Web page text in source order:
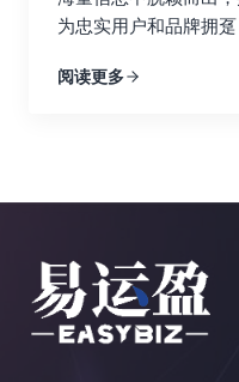
业权威博客的链接带
害网站的声誉。 基于
个持续迭代的过程。
需要根据风向和水流
安全抵达目的地。 市
化，只有持续地分析
有效性。 五、 案例分
的链接建设目标，例
为你的竞争对手带来
吸引目标受众的关注
探索功能可以帮助你
容。你可以分析这些
等，从中学习如何创
更多的链接。通过分
加复杂，我们需要针
就很难理解目标市场
务的推广可能会受到
关法律法规。 再次，
题。一些热门的小语
为忠实用户和品牌拥
一难题的关键所在。
态，最终实现网站流
化：为何内容多样化
花园里只种植着单一
也会让人感到单调乏
只提供单一的内容形
阅读更多